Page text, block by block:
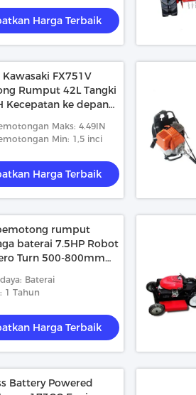
Harga Terbaik
FX751V
Rumput 42L Tangki
Kecepatan ke depan
Maks: 4.49IN
Min: 1,5 inci
Harga Terbaik
rumput
baterai 7.5HP Robot
Turn 500-800mm
Baterai
1 Tahun
Harga Terbaik
Battery Powered